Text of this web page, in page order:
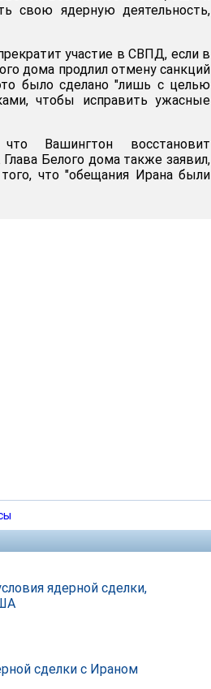
свою ядерную деятельность,
участие в СВПД, если в
дома продлил отмену санкций
было сделано "лишь с целью
чтобы исправить ужасные
Вашингтон восстановит
Белого дома также заявил,
что "обещания Ирана были
ядерной сделки,
сделки с Ираном